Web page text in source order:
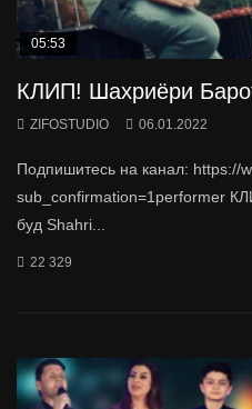
05:53
КЛИП! Шахриёри
ZIFOSTUDIO 06.01.2022
Подпишитесь на канал: https://
sub_confirmation=1performer
буд Shahri...
22 329